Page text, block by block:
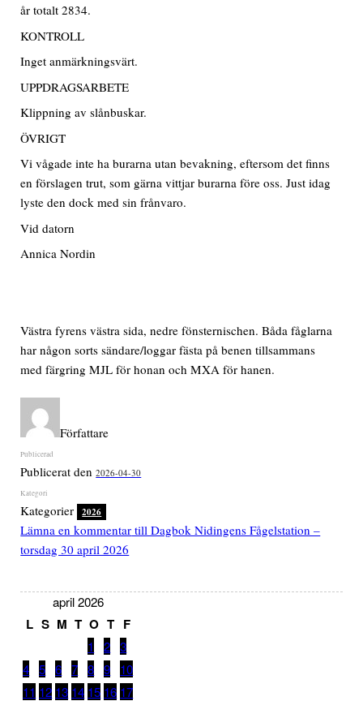
år totalt 2834.
KONTROLL
Inget anmärkningsvärt.
UPPDRAGSARBETE
Klippning av slånbuskar.
ÖVRIGT
Vi vågade inte ha burarna utan bevakning, eftersom det finns
en förslagen trut, som gärna vittjar burarna före oss. Just idag
lyste den dock med sin frånvaro.
Vid datorn
Annica Nordin
Västra fyrens västra sida, nedre fönsternischen. Båda fåglarna
har någon sorts sändare/loggar fästa på benen tillsammans
med färgring MJL för honan och MXA för hanen.
Författare
Publicerat den2026-04-30
Kategorier 2026
Lämna en kommentar till Dagbok Nidingens Fågelstation –
torsdag 30 april 2026
april 2026
L S M T O T F
1 2 3
4 5 6 7 8 9
10
11 12 13 14 15 16 17